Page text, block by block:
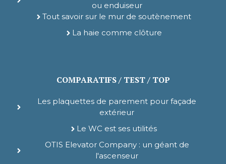
ou enduiseur
Tout savoir sur le mur de soutènement
La haie comme clôture
COMPARATIFS / TEST / TOP
Les plaquettes de parement pour façade
extérieur
Le WC est ses utilités
OTIS Elevator Company : un géant de
l'ascenseur